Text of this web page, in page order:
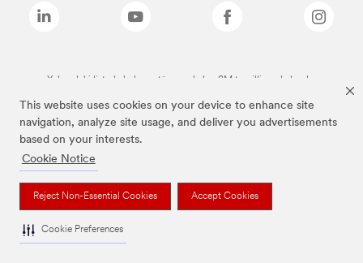
This website uses cookies on your device to enhance site
navigation, analyze site usage, and deliver you advertisements
based on your interests.
Cookie Notice
Reject Non-Essential Cookies Accept Cookies
Cookie Preferences
Yukarıdaki listede bulunan tüm markalar, 3M tescilli markalarıdır.